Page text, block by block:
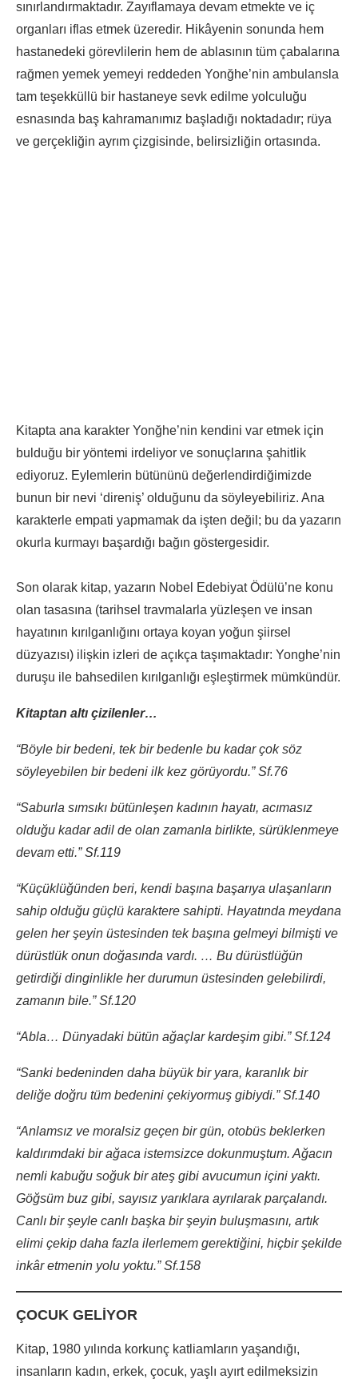
sınırlandırmaktadır. Zayıflamaya devam etmekte ve iç
organları iflas etmek üzeredir. Hikâyenin sonunda hem
hastanedeki görevlilerin hem de ablasının tüm çabalarına
rağmen yemek yemeyi reddeden Yonğhe’nin ambulansla
tam teşekküllü bir hastaneye sevk edilme yolculuğu
esnasında baş kahramanımız başladığı noktadadır; rüya
ve gerçekliğin ayrım çizgisinde, belirsizliğin ortasında.
Kitapta ana karakter Yonğhe’nin kendini var etmek için
bulduğu bir yöntemi irdeliyor ve sonuçlarına şahitlik
ediyoruz. Eylemlerin bütününü değerlendirdiğimizde
bunun bir nevi ‘direniş’ olduğunu da söyleyebiliriz. Ana
karakterle empati yapmamak da işten değil; bu da yazarın
okurla kurmayı başardığı bağın göstergesidir.
Son olarak kitap, yazarın Nobel Edebiyat Ödülü’ne konu
olan tasasına (tarihsel travmalarla yüzleşen ve insan
hayatının kırılganlığını ortaya koyan yoğun şiirsel
düzyazısı) ilişkin izleri de açıkça taşımaktadır: Yonghe’nin
duruşu ile bahsedilen kırılganlığı eşleştirmek mümkündür.
Kitaptan altı çizilenler…
“Böyle bir bedeni, tek bir bedenle bu kadar çok söz
söyleyebilen bir bedeni ilk kez görüyordu.” Sf.76
“Saburla sımsıkı bütünleşen kadının hayatı, acımasız
olduğu kadar adil de olan zamanla birlikte, sürüklenmeye
devam etti.” Sf.119
“Küçüklüğünden beri, kendi başına başarıya ulaşanların
sahip olduğu güçlü karaktere sahipti. Hayatında meydana
gelen her şeyin üstesinden tek başına gelmeyi bilmişti ve
dürüstlük onun doğasında vardı. … Bu dürüstlüğün
getirdiği dinginlikle her durumun üstesinden gelebilirdi,
zamanın bile.” Sf.120
“Abla… Dünyadaki bütün ağaçlar kardeşim gibi.” Sf.124
“Sanki bedeninden daha büyük bir yara, karanlık bir
deliğe doğru tüm bedenini çekiyormuş gibiydi.” Sf.140
“Anlamsız ve moralsiz geçen bir gün, otobüs beklerken
kaldırımdaki bir ağaca istemsizce dokunmuştum. Ağacın
nemli kabuğu soğuk bir ateş gibi avucumun içini yaktı.
Göğsüm buz gibi, sayısız yarıklara ayrılarak parçalandı.
Canlı bir şeyle canlı başka bir şeyin buluşmasını, artık
elimi çekip daha fazla ilerlemem gerektiğini, hiçbir şekilde
inkâr etmenin yolu yoktu.” Sf.158
ÇOCUK GELİYOR
Kitap, 1980 yılında korkunç katliamların yaşandığı,
insanların kadın, erkek, çocuk, yaşlı ayırt edilmeksizin